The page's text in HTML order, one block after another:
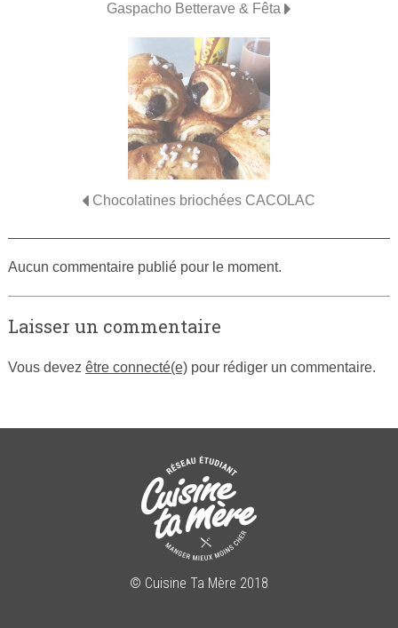
Gaspacho Betterave & Fêta
Chocolatines briochées CACOLAC
Aucun commentaire publié pour le moment.
Laisser un commentaire
Vous devez être connecté(e)pour rédiger un commentaire.
© Cuisine Ta Mère 2018